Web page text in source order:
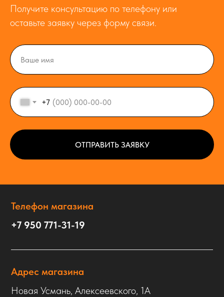
Получите консультацию по телефону или
оставьте заявку через форму связи.
+7
ОТПРАВИТЬ ЗАЯВКУ
Телефон магазина
+7 950 771-31-19
Адрес магазина
Новая Усмань, Алексеевского, 1А